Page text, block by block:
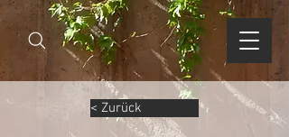
< Zurück